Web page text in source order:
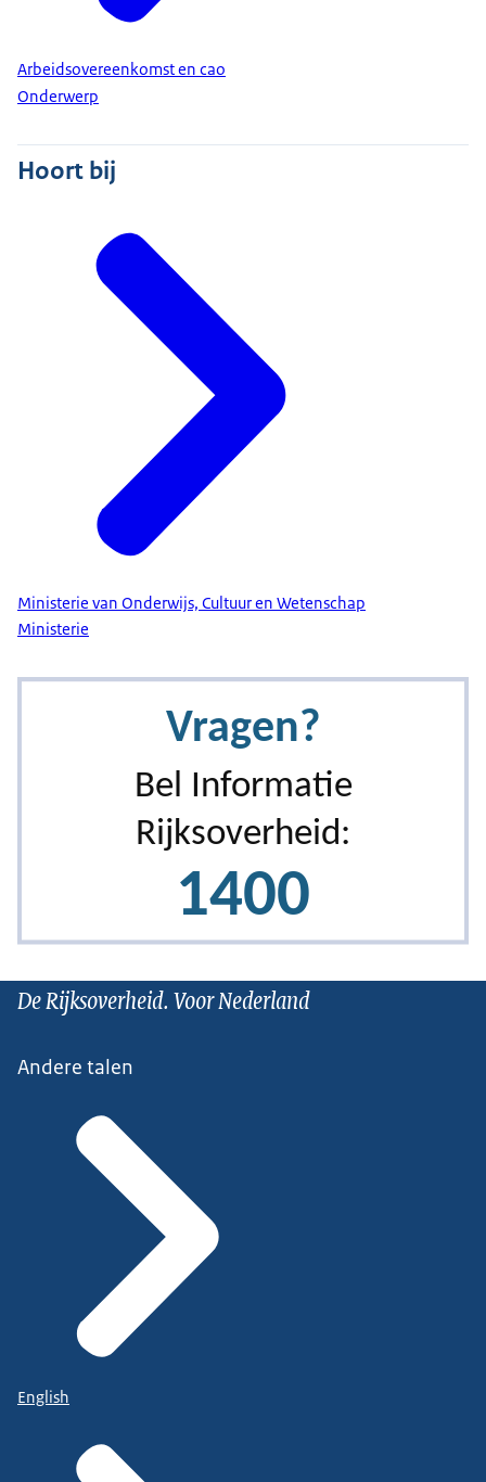
Arbeidsovereenkomst en cao
Onderwerp
Hoort bij
Ministerie van Onderwijs, Cultuur en Wetenschap
Ministerie
De Rijksoverheid. Voor Nederland
Andere talen
English